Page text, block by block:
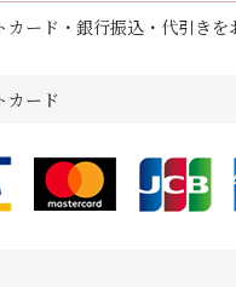
カード・銀行振込・代引きを
カード